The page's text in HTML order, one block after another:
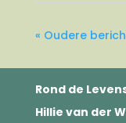
« Oudere
Rond de
Hillie van der